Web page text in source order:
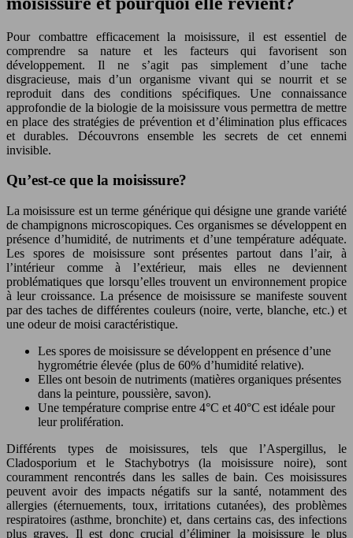
Pour combattre efficacement la moisissure, il est essentiel de
comprendre sa nature et les facteurs qui favorisent son
développement. Il ne s’agit pas simplement d’une tache
disgracieuse, mais d’un organisme vivant qui se nourrit et se
reproduit dans des conditions spécifiques. Une connaissance
approfondie de la biologie de la moisissure vous permettra de mettre
en place des stratégies de prévention et d’élimination plus efficaces
et durables. Découvrons ensemble les secrets de cet ennemi
invisible.
Qu’est-ce que la moisissure?
La moisissure est un terme générique qui désigne une grande variété
de champignons microscopiques. Ces organismes se développent en
présence d’humidité, de nutriments et d’une température adéquate.
Les spores de moisissure sont présentes partout dans l’air, à
l’intérieur comme à l’extérieur, mais elles ne deviennent
problématiques que lorsqu’elles trouvent un environnement propice
à leur croissance. La présence de moisissure se manifeste souvent
par des taches de différentes couleurs (noire, verte, blanche, etc.) et
une odeur de moisi caractéristique.
Les spores de moisissure se développent en présence d’une
hygrométrie élevée (plus de 60% d’humidité relative).
Elles ont besoin de nutriments (matières organiques présentes
dans la peinture, poussière, savon).
Une température comprise entre 4°C et 40°C est idéale pour
leur prolifération.
Différents types de moisissures, tels que l’Aspergillus, le
Cladosporium et le Stachybotrys (la moisissure noire), sont
couramment rencontrés dans les salles de bain. Ces moisissures
peuvent avoir des impacts négatifs sur la santé, notamment des
allergies (éternuements, toux, irritations cutanées), des problèmes
respiratoires (asthme, bronchite) et, dans certains cas, des infections
plus graves. Il est donc crucial d’éliminer la moisissure le plus